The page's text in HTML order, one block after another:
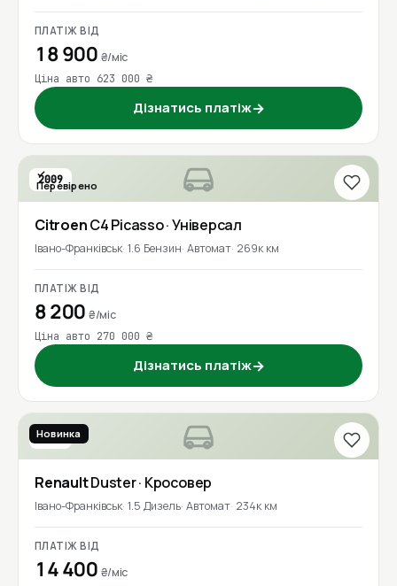
ПЛАТІЖ ВІД
18 900 ₴/міс
Ціна авто 623 000 ₴
Дізнатись платіж→
2009
Перевірено
CitroenC4 Picasso· Універсал
Івано-Франківськ 1.6 Бензин Автомат 269к км
ПЛАТІЖ ВІД
8 200₴/міс
Ціна авто 270 000 ₴
Дізнатись платіж→
2018
Новинка
RenaultDuster· Кросовер
Івано-Франківськ 1.5 Дизель Автомат 234к км
ПЛАТІЖ ВІД
14 400 ₴/міс